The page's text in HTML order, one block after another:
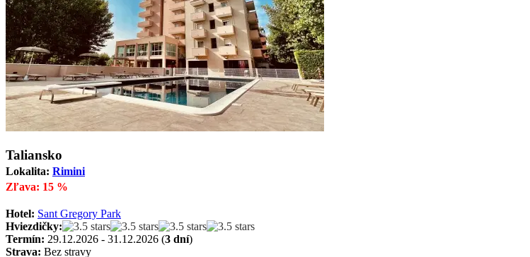
Taliansko
Lokalita: Rimini
Zľava: 15 %
Hotel: Sant Gregory Park
Hviezdičky:
Termín: 29.12.2026 - 31.12.2026 (3 dní)
Strava: Bez stravy